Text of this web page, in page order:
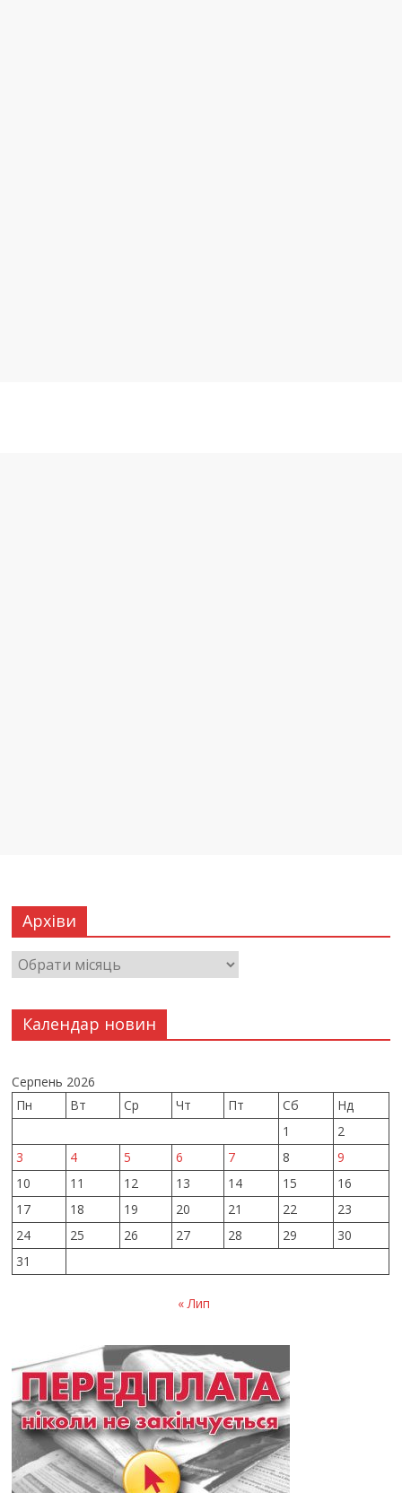
Архіви
Календар новин
Серпень 2026
Пн
Вт Ср Чт Пт Сб
Нд
1
2
3
4 5 6 7 8
9
10
11 12 13 14 15
16
17
18 19 20 21 22
23
24
25 26 27 28 29
30
31
« Лип